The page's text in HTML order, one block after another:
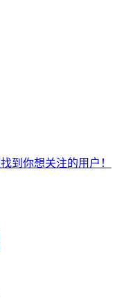
到你想关注的用户！